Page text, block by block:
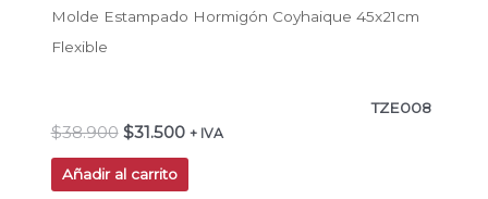
Molde Estampado Hormigón Coyhaique 45x21cm
Flexible
TZE008
$38.900 $31.500 + IVA
Añadir al carrito